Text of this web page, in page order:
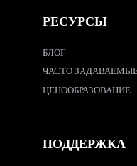
РЕСУРСЫ
БЛОГ
ЧАСТО
ЦЕНООБРАЗОВАНИЕ
ПОДДЕРЖКА